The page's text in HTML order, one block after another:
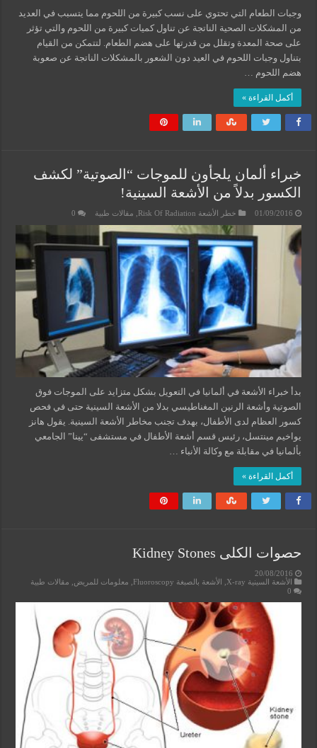
وجبات الطعام التي تحتوي على نسب كبيرة من اللحوم مما يتسبب في العديد
من المشكلات الصحية الناتجة عن تناول كميات كبيرة من اللحوم والتي تؤثر
على صحة المعدة وتقلل من قدرتها على هضم الطعام. لتتمكن من القيام
بتناول وجبات اللحوم في العيد دون الشعور بالمشكلات الناتجة عن صعوبة
هضم اللحوم …
أكمل القراءة »
خبراء ألمان يلجأون للموجات “الصوتية” لكشف
الكسور بدلاً من الأشعة السينية!
01/09/2016 خطر الأشعة Risk Of Radiation مقالات طبية 0
بدأ خبراء الأشعة في ألمانيا في التعويل بشكل متزايد على الموجات فوق
الصوتية وأشعة الرنين المغناطيسي بدلا من الأشعة السينية حتى في فحص
كسور العظام لدى الأطفال، بهدف تجنب مخاطر الأشعة السينية. يقول هانز
يواخيم مينتسل، رئيس قسم أشعة الأطفال في مستشفى “يينا” الجامعي
بألمانيا في مقابلة مع وكالة الأنباء …
أكمل القراءة »
حصوات الكلى Kidney Stones
20/08/2016
الأشعة السينية X-ray
الأشعة بالصبغة Fluoroscopy معلومات للمريض
مقالات طبية
0